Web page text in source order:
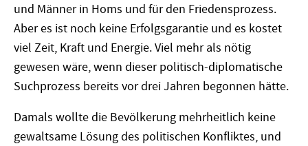
und Männer in Homs und für den Friedensprozess.
Aber es ist noch keine Erfolgsgarantie und es kostet
viel Zeit, Kraft und Energie. Viel mehr als nötig
gewesen wäre, wenn dieser politisch-diplomatische
Suchprozess bereits vor drei Jahren begonnen hätte.
Damals wollte die Bevölkerung mehrheitlich keine
gewaltsame Lösung des politischen Konfliktes, und